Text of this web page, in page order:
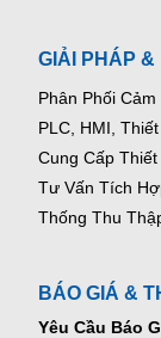
GIẢI PHÁP &
Phân Phối
PLC, HMI,
Cung Cấp
Tư Vấn Tích
Thống Thu
BÁO GIÁ &
Yêu Cầu Báo